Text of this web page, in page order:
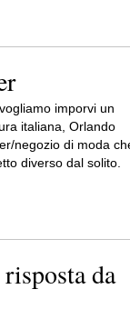
imporvi un
italiana, Orlando
negozio di moda
diverso dal solito.
da